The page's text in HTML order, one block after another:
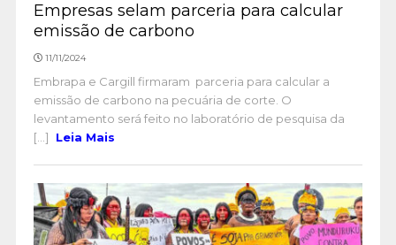
Empresas selam parceria para calcular
emissão de carbono
11/11/2024
Embrapa e Cargill firmaram parceria para calcular a
emissão de carbono na pecuária de corte. O
levantamento será feito no laboratório de pesquisa da
[...]
Leia Mais